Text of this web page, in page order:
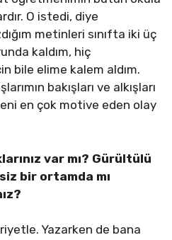
O istedi, diye
metinleri sınıfta iki üç
kaldım, hiç
bile elime kalem aldım.
bakışları ve alkışları
en çok motive eden olay
var mı? Gürültülü
bir ortamda mı
Yazarken de bana